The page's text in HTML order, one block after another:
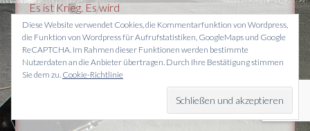
Es ist Krieg. Es wird
gemordet, geplündert,
vergewaltigt. Wie ein Engel erscheint in diesem Chaos
ein russischer Offizier, der die Marquise vor seinen
Soldaten schützt. Am nächsten Morgen
verabschiedet sich der Retter und Wochen später
stellt die Gerettete fest, dass sie schwanger ist. Aber
wer ist der Vater? Ein Monster? Ein Retter? Ein Engel?
Diese Website verwendet Cookies, die Kommentarfunktion von Wordpress,
die Funktion von Wordpress für Aufrufstatistiken, GoogleMaps und Google
ReCAPTCHA. Im Rahmen dieser Funktionen werden bestimmte
Nutzerdaten an die Anbieter übertragen. Durch Ihre Bestätigung stimmen
Sie dem zu. Cookie-Richtlinie